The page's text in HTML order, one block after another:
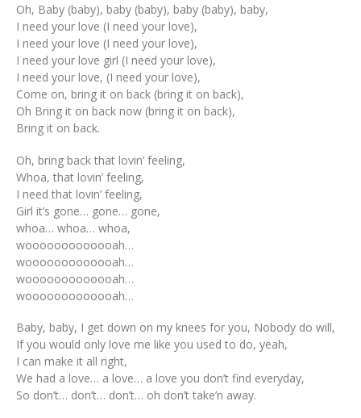
Oh, Baby (baby), baby (baby), baby (baby), baby,
I need your love (I need your love),
I need your love (I need your love),
I need your love girl (I need your love),
I need your love, (I need your love),
Come on, bring it on back (bring it on back),
Oh Bring it on back now (bring it on back),
Bring it on back.
Oh, bring back that lovin’ feeling,
Whoa, that lovin’ feeling,
I need that lovin’ feeling,
Girl it’s gone… gone… gone,
whoa… whoa… whoa,
wooooooooooooah…
wooooooooooooah…
wooooooooooooah…
wooooooooooooah…
Baby, baby, I get down on my knees for you, Nobody do will,
If you would only love me like you used to do, yeah,
I can make it all right,
We had a love… a love… a love you don’t find everyday,
So don’t… don’t… don’t… oh don’t take’n away.